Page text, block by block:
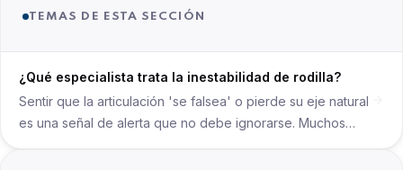
TEMAS DE ESTA SECCIÓN
¿Qué especialista trata la inestabilidad de rodilla?
Sentir que la articulación 'se falsea' o pierde su eje natural
es una señal de alerta que no debe ignorarse. Muchos